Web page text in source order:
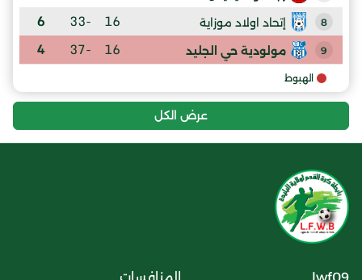
8 إتحاد اولاد موزاية 16
-33
6
9 مولودية حي الجليد 16
-37
4
الهبوط
عرض الكل